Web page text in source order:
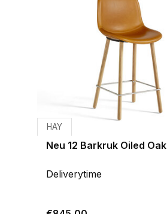
HAY
Neu 12 Barkruk Oiled Oak
Deliverytime